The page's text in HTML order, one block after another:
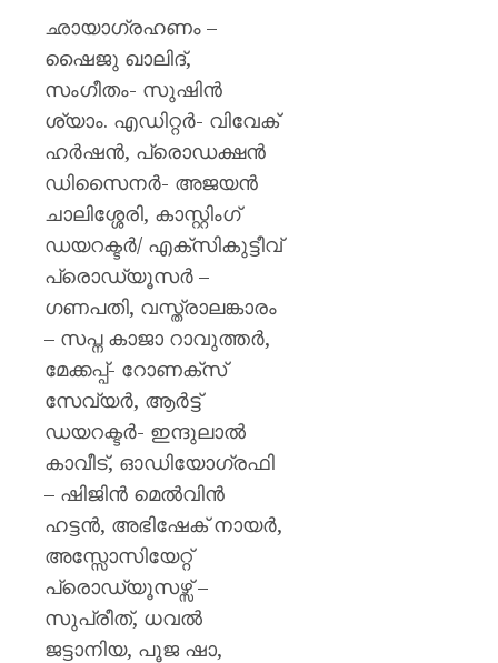
ഛായാഗ്രഹണം –
ഷൈജു ഖാലിദ്,
സംഗീതം- സുഷിൻ
ശ്യാം. എഡിറ്റർ- വിവേക്
ഹർഷൻ, പ്രൊഡക്ഷൻ
ഡിസൈനർ- അജയൻ
ചാലിശ്ശേരി, കാസ്റ്റിംഗ്
ഡയറക്ടർ/ എക്സികുട്ടീവ്
പ്രൊഡ്യൂസർ –
ഗണപതി, വസ്ത്രാലങ്കാരം
– സപ്ന കാജാ റാവുത്തർ,
മേക്കപ്പ്- റോണക്സ്
സേവ്യർ, ആർട്ട്
ഡയറക്ടർ- ഇന്ദുലാൽ
കാവീട്, ഓഡിയോഗ്രഫി
– ഷിജിൻ മെൽവിൻ
ഹട്ടൻ, അഭിഷേക് നായർ,
അസ്സോസിയേറ്റ്
പ്രൊഡ്യൂസഴ്സ് –
സുപ്രീത്, ധവൽ
ജട്ടാനിയ, പൂജ ഷാ,